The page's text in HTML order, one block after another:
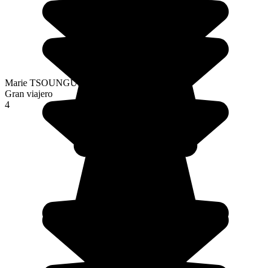
Marie TSOUNGUI
Gran viajero
4